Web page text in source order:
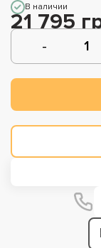
В наличии
21 795